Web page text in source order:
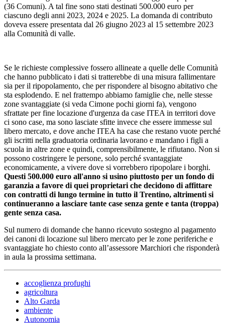
(36 Comuni). A tal fine sono stati destinati 500.000 euro per
ciascuno degli anni 2023, 2024 e 2025. La domanda di contributo
doveva essere presentata dal 26 giugno 2023 al 15 settembre 2023
alla Comunità di valle.
Se le richieste complessive fossero allineate a quelle delle Comunità
che hanno pubblicato i dati si tratterebbe di una misura fallimentare
sia per il ripopolamento, che per rispondere al bisogno abitativo che
sta esplodendo. E nel frattempo abbiamo famiglie che, nelle stesse
zone svantaggiate (si veda Cimone pochi giorni fa), vengono
sfrattate per fine locazione d'urgenza da case ITEA in territori dove
ci sono case, ma sono lasciate sfitte invece che essere immesse sul
libero mercato, e dove anche ITEA ha case che restano vuote perché
gli iscritti nella graduatoria ordinaria lavorano e mandano i figli a
scuola in altre zone e quindi, comprensibilmente, le rifiutano. Non si
possono costringere le persone, solo perché svantaggiate
economicamente, a vivere dove si vorrebbero ripopolare i borghi.
Questi 500.000 euro all'anno si usino piuttosto per un fondo di
garanzia a favore di quei proprietari che decidono di affittare
con contratti di lungo termine in tutto il Trentino, altrimenti si
continueranno a lasciare tante case senza gente e tanta (troppa)
gente senza casa.
Sul numero di domande che hanno ricevuto sostegno al pagamento
dei canoni di locazione sul libero mercato per le zone periferiche e
svantaggiate ho chiesto conto all’assessore Marchiori che risponderà
in aula la prossima settimana.
accoglienza profughi
agricoltura
Alto Garda
ambiente
Autonomia